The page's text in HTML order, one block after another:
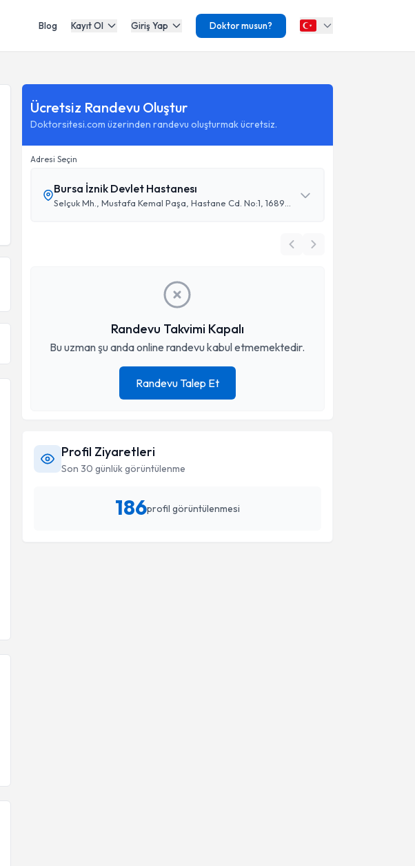
Blog Kayıt Ol Giriş Yap Doktor musun?
Ücretsiz Randevu Oluştur
Doktorsitesi.com üzerinden randevu oluşturmak ücretsiz.
Adresi Seçin
Bursa İznik Devlet Hastanesı
Randevu Takvimi Kapalı
Bu uzman şu anda online randevu kabul etmemektedir.
Randevu Talep Et
Profil Ziyaretleri
Son 30 günlük görüntülenme
186profil görüntülenmesi